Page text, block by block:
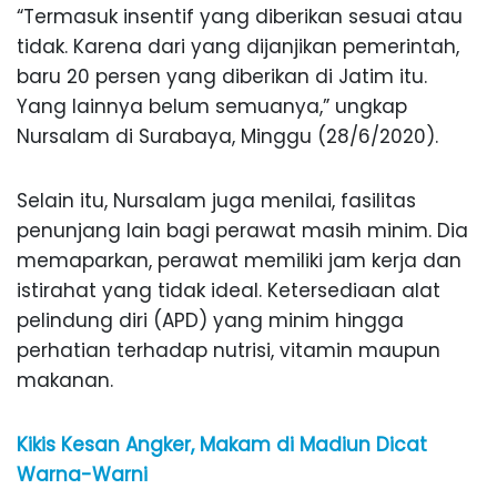
“Termasuk insentif yang diberikan sesuai atau
tidak. Karena dari yang dijanjikan pemerintah,
baru 20 persen yang diberikan di Jatim itu.
Yang lainnya belum semuanya,” ungkap
Nursalam di Surabaya, Minggu (28/6/2020).
Selain itu, Nursalam juga menilai, fasilitas
penunjang lain bagi perawat masih minim. Dia
memaparkan, perawat memiliki jam kerja dan
istirahat yang tidak ideal. Ketersediaan alat
pelindung diri (APD) yang minim hingga
perhatian terhadap nutrisi, vitamin maupun
makanan.
Kikis Kesan Angker, Makam di Madiun Dicat
Warna-Warni